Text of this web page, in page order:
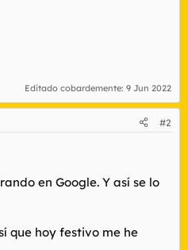
Editado cobardemente: 9 Jun 2022
#2
en Google. Y así se lo
que hoy festivo me he